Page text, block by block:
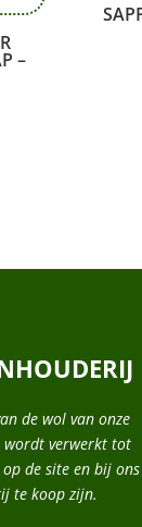
–
de wol van onze
wordt verwerkt tot
de site en bij ons
te koop zijn.